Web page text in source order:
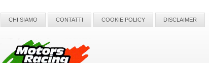
CHI SIAMO CONTATTI COOKIE POLICY DISCLAIMER